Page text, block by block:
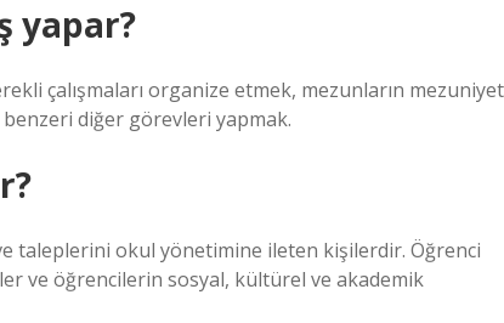
yapar?
çalışmaları organize etmek, mezunların
diğer görevleri yapmak.
taleplerini okul yönetimine ileten kişilerdir. Öğrenci
ve öğrencilerin sosyal, kültürel ve akademik